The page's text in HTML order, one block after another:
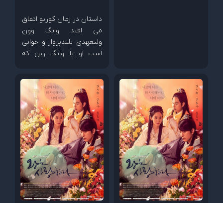
داستان در زمان گوریو اتفاق
می افتد وانگ وون
ولیعهدی بلندپرواز و جوانی
است او با وانگ رین که
دختری به نام ایون سان
آشنا میشوند که دختر مردی
ثروتمند است . ایون سان و
وانگ وون و وانگ رین برای
یکدیگر دوستان خوبی می
شوند اما همه چیز بعد اینکه
وانگ وون و وانگ رین
عاشق ایون سان میشوند
تغییر میکند و...